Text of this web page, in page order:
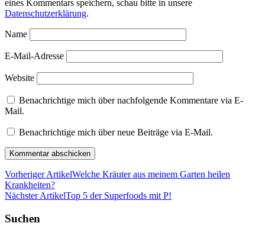
eines Kommentars speichern, schau bitte in unsere
Datenschutzerklärung.
Name
E-Mail-Adresse
Website
Benachrichtige mich über nachfolgende Kommentare via E-
Mail.
Benachrichtige mich über neue Beiträge via E-Mail.
Vorheriger ArtikelWelche Kräuter aus meinem Garten heilen
Krankheiten?
Nächster ArtikelTop 5 der Superfoods mit P!
Suchen